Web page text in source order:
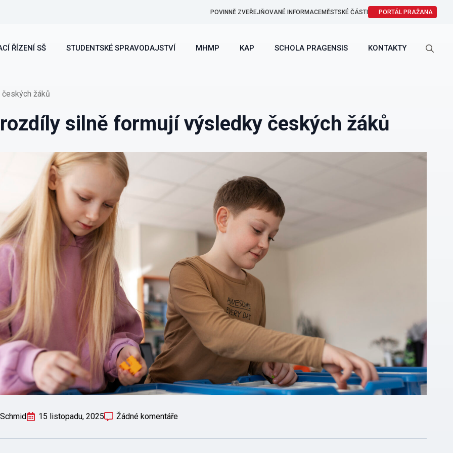
POVINNĚ ZVEŘEJŇOVANÉ INFORMACEMĚSTSKÉ ČÁSTI PORTÁL PRAŽANA
ŘÍZENÍ SŠ STUDENTSKÉ SPRAVODAJSTVÍ MHMP KAP SCHOLA PRAGENSIS KONTAKTY
žáků
silně formují výsledky českých žáků
15 listopadu, 2025 Žádné komentáře